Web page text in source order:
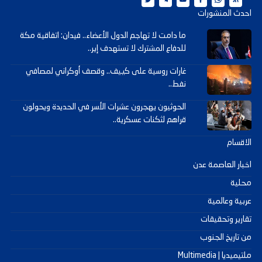
احدث المنشورات
ما دامت لا تهاجم الدول الأعضاء.. فيدان: اتفاقية مكة
للدفاع المشترك لا تستهدف إير..
غارات روسية على كييف.. وقصف أوكراني لمصافي
نفط..
الحوثيون يهجرون عشرات الأسر في الحديدة ويحولون
قراهم لثكنات عسكرية..
الاقسام
اخبار العاصمة عدن
محلية
عربية وعالمية
تقارير وتحقيقات
من تاريخ الجنوب
ملتيميديا | Multimedia